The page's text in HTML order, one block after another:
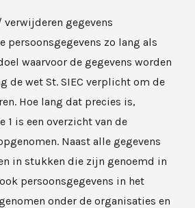
gegevens
persoonsgegevens zo lang als
waarvoor de gegevens worden
de wet St. SIEC verplicht om de
Hoe lang dat precies is,
1 is een overzicht van de
Naast alle gegevens
in stukken die zijn genoemd in
persoonsgegevens in het
onder de organisaties en